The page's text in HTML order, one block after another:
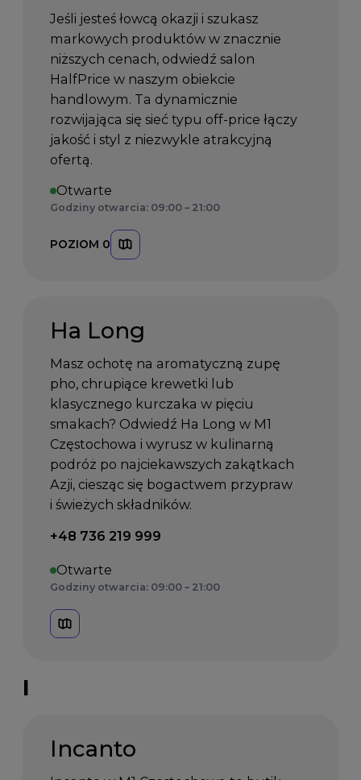
Jeśli jesteś łowcą okazji i szukasz
markowych produktów w znacznie
niższych cenach, odwiedź salon
HalfPrice w naszym obiekcie
handlowym. Ta dynamicznie
rozwijająca się sieć typu off-price łączy
jakość i styl z niezwykle atrakcyjną
ofertą.
Otwarte
Godziny otwarcia: 09:00 – 21:00
POZIOM 0
Ha Long
Masz ochotę na aromatyczną zupę
pho, chrupiące krewetki lub
klasycznego kurczaka w pięciu
smakach? Odwiedź Ha Long w M1
Częstochowa i wyrusz w kulinarną
podróż po najciekawszych zakątkach
Azji, ciesząc się bogactwem przypraw
i świeżych składników.
Telefon kontaktowy:
+48 736 219 999
Otwarte
Godziny otwarcia: 09:00 – 21:00
I
Incanto